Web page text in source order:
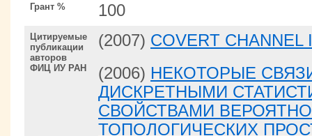
Грант % 100
Цитируемые
публикации
авторов
ФИЦ ИУ РАН
(2007) COVERT CHANNEL
(2006) НЕКОТОРЫЕ
ДИСКРЕТНЫМИ
СВОЙСТВАМИ
ТОПОЛОГИЧЕСКИХ